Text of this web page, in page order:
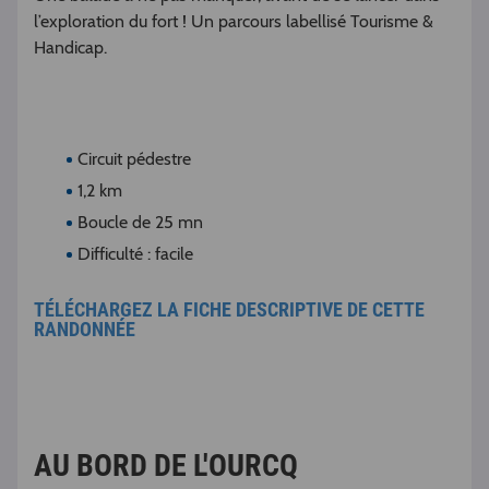
l’exploration du fort ! Un parcours labellisé Tourisme &
Handicap.
Circuit pédestre
1,2 km
Boucle de 25 mn
Difficulté : facile
TÉLÉCHARGEZ LA FICHE DESCRIPTIVE DE CETTE
RANDONNÉE
AU BORD DE L'OURCQ